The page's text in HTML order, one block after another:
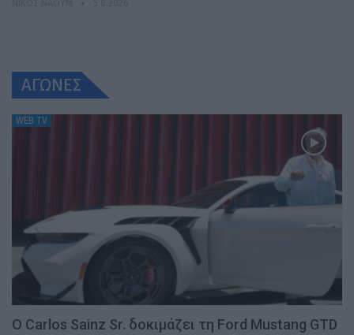
ΑΓΩΝΕΣ
WEB TV
Ο Carlos Sainz Sr. δοκιμάζει τη Ford Mustang GTD